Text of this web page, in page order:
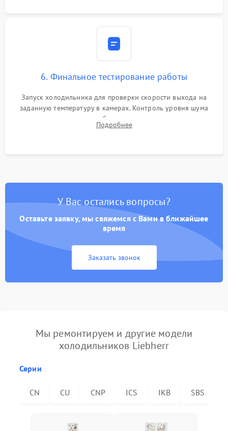
6. Финальное тестирование работы
Запуск холодильника для проверки скорости выхода на
заданную температуру в камерах. Контроль уровня шума
компрессора, отсутствия обмерзания стенок и корректного
срабатывания системы автоматической оттайки.
Подробнее
У Вас остались вопросы?
Оставьте заявку, мы свяжемся с Вами в ближайшее
время
Заказать звонок
Мы ремонтируем и другие модели
холодильников Liebherr
Серии
CN CU CNP ICS IKB SBS